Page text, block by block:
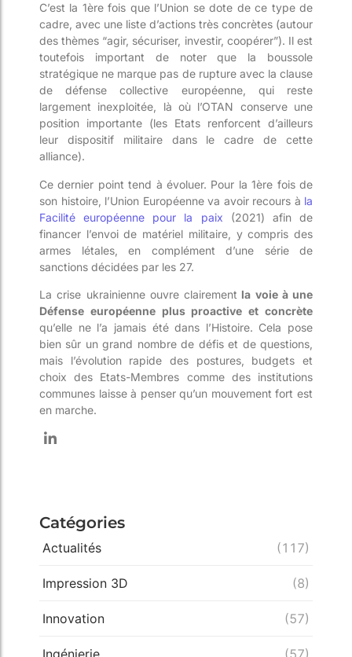
C’est la 1ère fois que l’Union se dote de ce type de
cadre, avec une liste d’actions très concrètes (autour
des thèmes “agir, sécuriser, investir, coopérer”). Il est
toutefois important de noter que la boussole
stratégique ne marque pas de rupture avec la clause
de défense collective européenne, qui reste
largement inexploitée, là où l’OTAN conserve une
position importante (les Etats renforcent d’ailleurs
leur dispositif militaire dans le cadre de cette
alliance).
Ce dernier point tend à évoluer. Pour la 1ère fois de
son histoire, l’Union Européenne va avoir recours à la
Facilité européenne pour la paix (2021) afin de
financer l’envoi de matériel militaire, y compris des
armes létales, en complément d’une série de
sanctions décidées par les 27.
La crise ukrainienne ouvre clairement la voie à une
Défense européenne plus proactive et concrète
qu’elle ne l’a jamais été dans l’Histoire. Cela pose
bien sûr un grand nombre de défis et de questions,
mais l’évolution rapide des postures, budgets et
choix des Etats-Membres comme des institutions
communes laisse à penser qu’un mouvement fort est
en marche.
Catégories
Actualités (117)
Impression 3D (8)
Innovation (57)